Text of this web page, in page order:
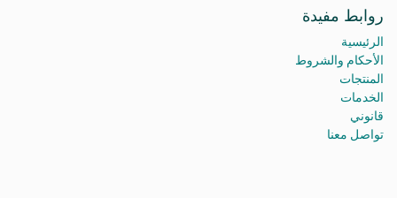
روابط مفيدة
الرئيسية
الأحكام والشروط
المنتجات
الخدمات
قانوني
تواصل معنا